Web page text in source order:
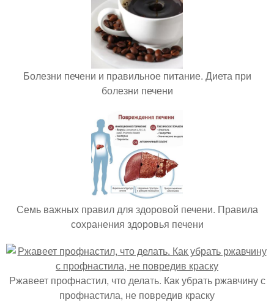
Болезни печени и правильное питание. Диета при
болезни печени
Семь важных правил для здоровой печени. Правила
сохранения здоровья печени
Ржавеет профнастил, что делать. Как убрать ржавчину с
профнастила, не повредив краску